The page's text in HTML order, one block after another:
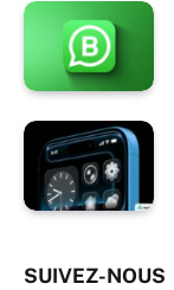
SUIVEZ-NOUS